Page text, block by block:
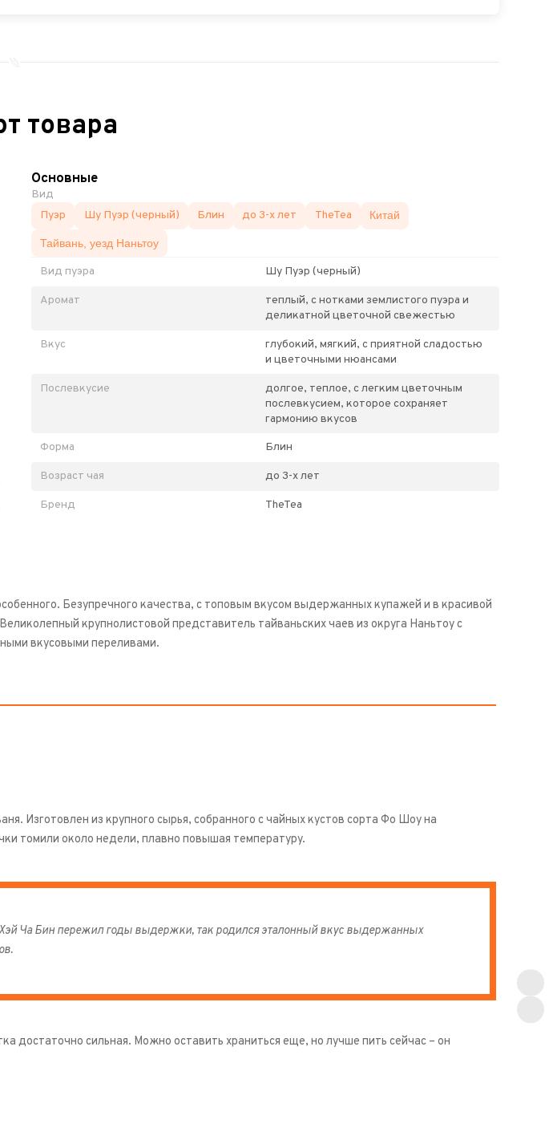
товара
Основные
Вид
Пуэр
Шу Пуэр (черный) Блин до 3-х лет TheTea Китай
Тайвань, уезд Наньтоу
Вид пуэра Шу Пуэр (черный)
Аромат
теплый, с нотками землистого пуэра и
деликатной цветочной свежестью
Вкус
глубокий, мягкий, с приятной сладостью
и цветочными нюансами
Послевкусие
долгое, теплое, с легким цветочным
послевкусием, которое сохраняет
гармонию вкусов
Форма Блин
Возраст чая до 3-х лет
Бренд TheTea
Безупречного качества, с топовым вкусом выдержанных купажей и в красивой
крупнолистовой представитель тайваньских чаев из округа Наньтоу с
вкусовыми переливами.
Изготовлен из крупного сырья, собранного с чайных кустов сорта Фо Шоу на
томили около недели, плавно повышая температуру.
Ча Бин пережил годы выдержки, так родился эталонный вкус выдержанных
достаточно сильная. Можно оставить храниться еще, но лучше пить сейчас – он